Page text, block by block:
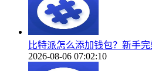
比特派怎么添加钱包？新手
2026-08-06 07:02:10